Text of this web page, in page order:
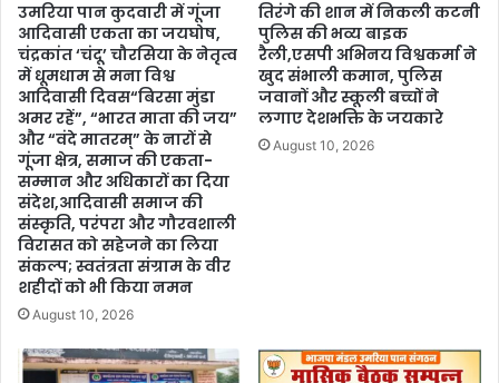
उमरिया पान कुदवारी में गूंजा
आदिवासी एकता का जयघोष,
चंद्रकांत ‘चंदू’ चौरसिया के नेतृत्व
में धूमधाम से मना विश्व
आदिवासी दिवस“बिरसा मुंडा
अमर रहें”, “भारत माता की जय”
और “वंदे मातरम्” के नारों से
गूंजा क्षेत्र, समाज की एकता-
सम्मान और अधिकारों का दिया
संदेश,आदिवासी समाज की
संस्कृति, परंपरा और गौरवशाली
विरासत को सहेजने का लिया
संकल्प; स्वतंत्रता संग्राम के वीर
शहीदों को भी किया नमन
August 10, 2026
तिरंगे की शान में निकली कटनी
पुलिस की भव्य बाइक
रैली,एसपी अभिनय विश्वकर्मा ने
खुद संभाली कमान, पुलिस
जवानों और स्कूली बच्चों ने
लगाए देशभक्ति के जयकारे
August 10, 2026